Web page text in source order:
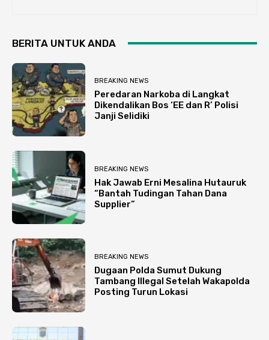
BERITA UNTUK ANDA
BREAKING NEWS
Peredaran Narkoba di Langkat
Dikendalikan Bos ‘EE dan R’ Polisi
Janji Selidiki
BREAKING NEWS
Hak Jawab Erni Mesalina Hutauruk
“Bantah Tudingan Tahan Dana
Supplier”
BREAKING NEWS
Dugaan Polda Sumut Dukung
Tambang Illegal Setelah Wakapolda
Posting Turun Lokasi